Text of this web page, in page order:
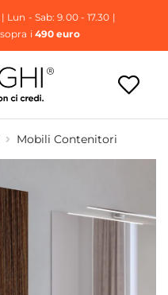
Lun - Sab: 9.00 - 17.30 |
i 490 euro
Mobili Contenitori